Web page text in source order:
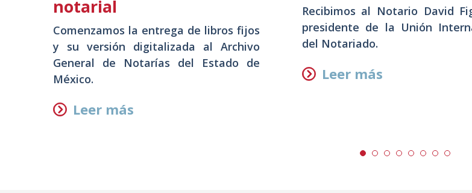
notarial
Comenzamos la entrega de libros fijos
y su versión digitalizada al Archivo
General de Notarías del Estado de
México.
Leer más
Recibimos al Notario David
presidente de la Unión
del Notariado.
Leer más